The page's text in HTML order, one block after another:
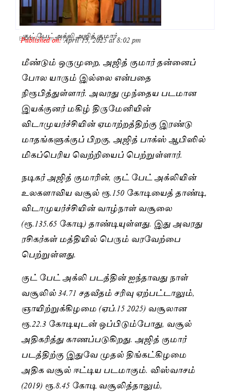
குட் பேட் அக்லி அஜித் குமார்
ByAkila Ramakrishnan
Published on:April 15, 2025 at 8:02 pm
மீண்டும் ஒருமுறை, அஜித் குமார் தன்னைப்
போல யாரும் இல்லை என்பதை
நிரூபித்துள்ளார். அவரது முந்தைய படமான
இயக்குனர் மகிழ் திருமேனியின்
விடாமுயர்ச்சியின் ஏமாற்றத்திற்கு இரண்டு
மாதங்களுக்குப் பிறகு, அஜித் பாக்ஸ் ஆபிஸில்
மிகப்பெரிய வெற்றியைப் பெற்றுள்ளார்.
நடிகர் அஜித் குமாரின், குட் பேட் அக்லியின்
உலகளாவிய வசூல் ரூ.150 கோடியைத் தாண்டி,
விடாமுயர்ச்சியின் வாழ்நாள் வசூலை
(ரூ.135.65 கோடி) தாண்டியுள்ளது. இது அவரது
ரசிகர்கள் மத்தியில் பெரும் வரவேற்பை
பெற்றுள்ளது.
குட் பேட் அக்லி படத்தின் ஐந்தாவது நாள்
வசூலில் 34.71 சதவீதம் சரிவு ஏற்பட்டாலும்,
ஞாயிற்றுக்கிழமை (ஏப்.15 2025) வசூலான
ரூ.22.3 கோடியுடன் ஒப்பிடும்போது, வசூல்
அதிகரித்து காணப்படுகிறது. அஜித் குமார்
படத்திற்கு இதுவே முதல் திங்கட்கிழமை
அதிக வசூல் ஈட்டிய படமாகும். விஸ்வாசம்
(2019) ரூ.8.45 கோடி வசூலித்தாலும்,